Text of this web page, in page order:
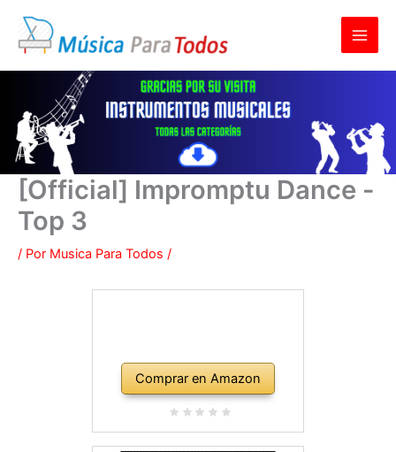
contenido
[Official] Impromptu Dance -
Top 3
/ Por Musica Para Todos /
Comprar en Amazon